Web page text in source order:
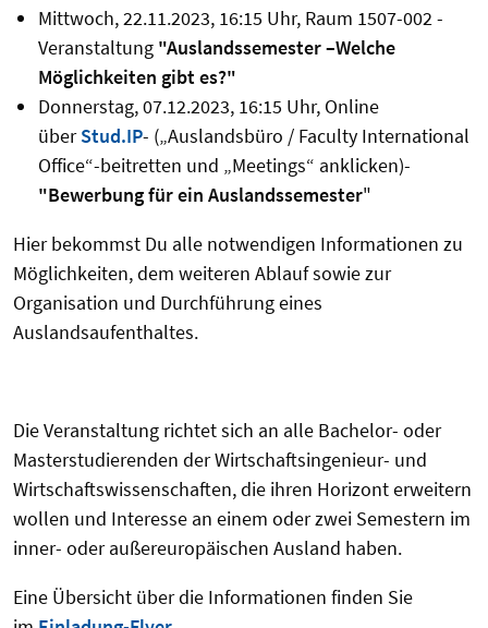
Mittwoch, 22.11.2023, 16:15 Uhr, Raum 1507-002 -
Veranstaltung "Auslandssemester –Welche
Möglichkeiten gibt es?"
Donnerstag, 07.12.2023, 16:15 Uhr, Online
überStud.IP- („Auslandsbüro / Faculty International
Office“-beitretten und „Meetings“ anklicken)-
"Bewerbung für ein Auslandssemester"
Hier bekommst Du alle notwendigen Informationen zu
Möglichkeiten, dem weiteren Ablauf sowie zur
Organisation und Durchführung eines
Auslandsaufenthaltes.
Die Veranstaltung richtet sich an alle Bachelor- oder
Masterstudierenden der Wirtschaftsingenieur- und
Wirtschaftswissenschaften, die ihren Horizont erweitern
wollen und Interesse an einem oder zwei Semestern im
inner- oder außereuropäischen Ausland haben.
Eine Übersicht über die Informationen finden Sie